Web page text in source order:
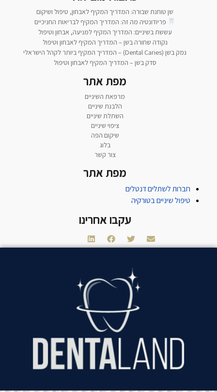
שן טוחנת שבורה: המדריך המקיף לאבחון, טיפול ושיקום
פריודונטיה מה זה: המדריך המקיף לבריאות החניכיים
עששת בשיניים: המדריך המקיף למניעה, אבחון וטיפול
נקודה שחורה בשן – המדריך המקיף לאבחון וטיפול
נמק בשן (Dental Caries) – המדריך המקיף ביותר לקהל הישראלי
סדק בשן – המדריך המקיף לאבחון וטיפול
מפת אתר
מרפאת השיניים
הלבנת שיניים
השתלת שיניים
ציפוי שיניים
שיקום הפה
בלוג
צור קשר
מפת אתר
חברות לשתלים דנטלים
טיפול שיניים בטורקיה
עקבו אחרינו